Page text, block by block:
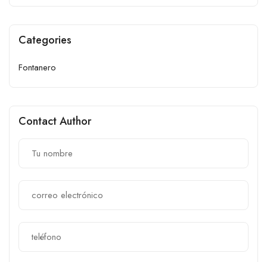
Categories
Fontanero
Contact Author